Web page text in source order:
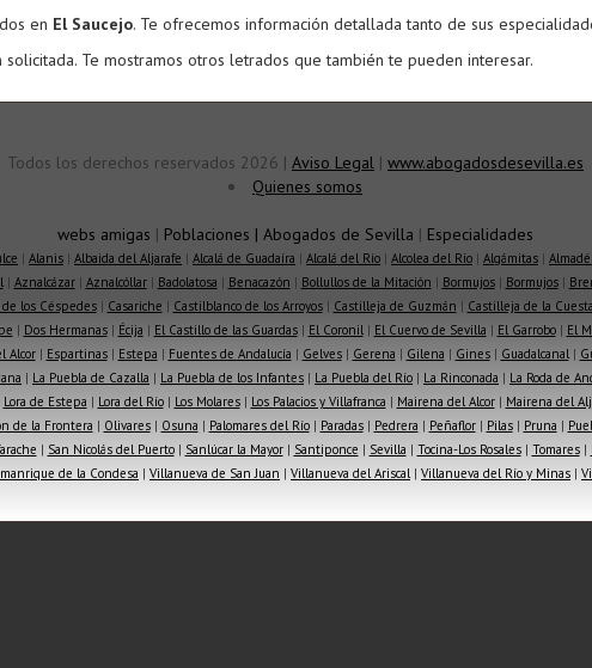
en El Saucejo. Te ofrecemos información detallada tanto de sus
Te mostramos otros letrados que también te pueden interesar.
Todos los derechos reservados 2026 | Aviso Legal | www.abogadosdesevilla.es
Quienes somos
webs amigas | Poblaciones | Abogados de Sevilla | Especialidades
| Alanis | Albaida del Aljarafe | Alcalá de Guadaíra | Alcalá del Río | Alcolea del Río | Algámitas |
| Aznalcázar| Aznalcóllar| Badolatosa | Benacazón | Bollullos de la Mitación | Bormujos| Bormujos|
los Céspedes| Casariche | Castilblanco de los Arroyos| Castilleja de Guzmán | Castilleja de la Cuesta
| Dos Hermanas| Écija | El Castillo de las Guardas| El Coronil| El Cuervo de Sevilla | El Garrobo| El
Alcor| Espartinas| Estepa | Fuentes de Andalucía | Gelves| Gerena | Gilena | Gines| Guadalcanal|
| La Puebla de Cazalla | La Puebla de los Infantes | La Puebla del Río | La Rinconada | La Roda de
Lora de Estepa | Lora del Río| Los Molares| Los Palacios y Villafranca | Mairena del Alcor| Mairena del
de la Frontera | Olivares| Osuna | Palomares del Río| Paradas| Pedrera | Peñaflor| Pilas| Pruna |
| San Nicolás del Puerto| Sanlúcar la Mayor| Santiponce | Sevilla | Tocina-Los Rosales| Tomares|
de la Condesa | Villanueva de San Juan | Villanueva del Ariscal| Villanueva del Río y Minas |